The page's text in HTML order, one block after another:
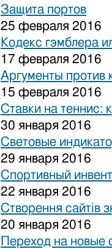
Защита портов
25 февраля 2016
Кодекс гэмблера
17 февраля 2016
Аргументы против
15 февраля 2016
Ставки на теннис:
30 января 2016
Световые
29 января 2016
Спортивный
22 января 2016
Створення сайтів
20 января 2016
Переход на новые